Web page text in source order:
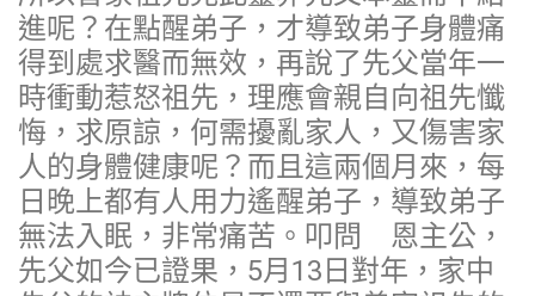
進呢？在點醒弟子，才導致弟子身體痛
得到處求醫而無效，再說了先父當年一
時衝動惹怒祖先，理應會親自向祖先懺
悔，求原諒，何需擾亂家人，又傷害家
人的身體健康呢？而且這兩個月來，每
日晚上都有人用力遙醒弟子，導致弟子
無法入眠，非常痛苦。叩問 恩主公，
先父如今已證果，5月13日對年，家中